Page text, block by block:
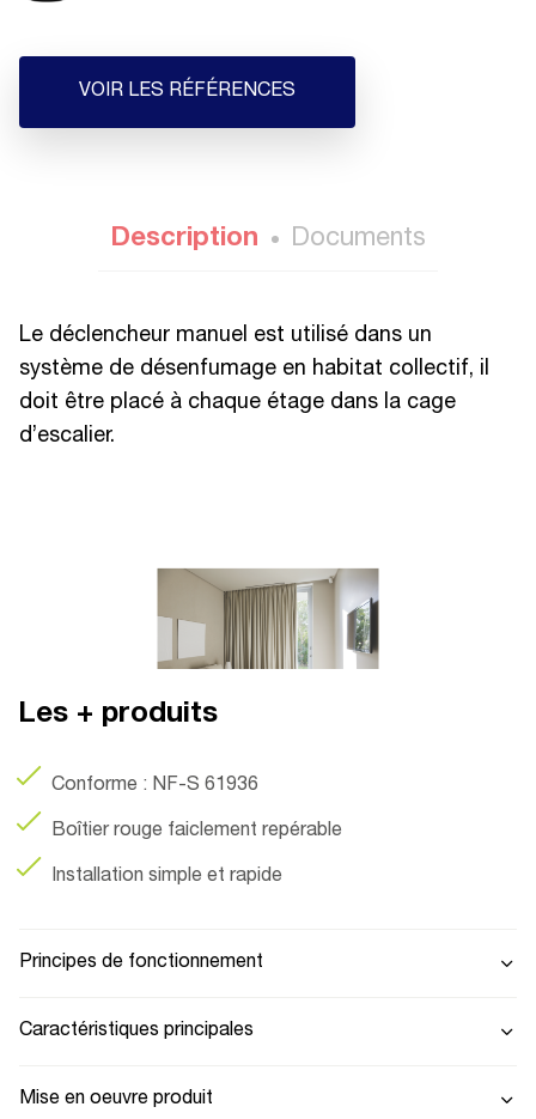
VOIR LES RÉFÉRENCES
Description Documents
Le déclencheur manuel est utilisé dans un
système de désenfumage en habitat collectif, il
doit être placé à chaque étage dans la cage
d’escalier.
Les + produits
Conforme : NF-S 61936
Boîtier rouge faiclement repérable
Installation simple et rapide
Principes de fonctionnement
Caractéristiques principales
Mise en oeuvre produit